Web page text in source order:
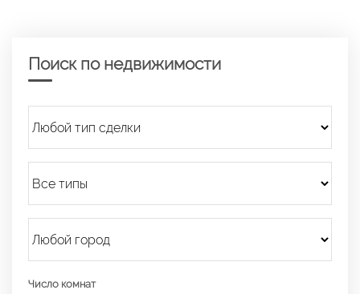
Поиск по недвижимости
Число комнат